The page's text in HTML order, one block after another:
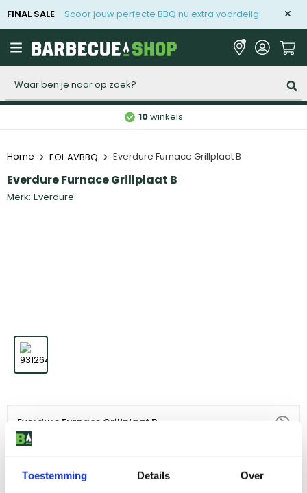
Toestemming Details Over
FINAL SALE Scoor jouw perfecte BBQ nu extra voordelig
10winkels
Home EOL AVBBQ Everdure Furnace Grillplaat B
Everdure Furnace Grillplaat B
Merk: Everdure
Everdure Furnace Grillplaat B
299,-
Niet op voorraad